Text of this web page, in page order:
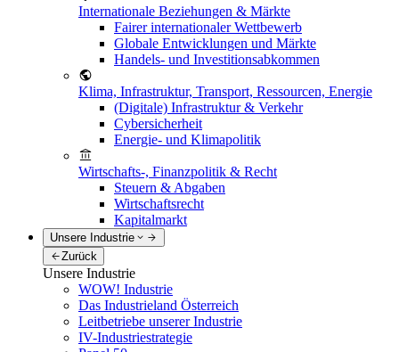
Internationale Beziehungen & Märkte
Fairer internationaler Wettbewerb
Globale Entwicklungen und Märkte
Handels- und Investitionsabkommen
Klima, Infrastruktur, Transport, Ressourcen, Energie
(Digitale) Infrastruktur & Verkehr
Cybersicherheit
Energie- und Klimapolitik
Wirtschafts-, Finanzpolitik & Recht
Steuern & Abgaben
Wirtschaftsrecht
Kapitalmarkt
Unsere Industrie
Zurück
Unsere Industrie
WOW! Industrie
Das Industrieland Österreich
Leitbetriebe unserer Industrie
IV-Industriestrategie